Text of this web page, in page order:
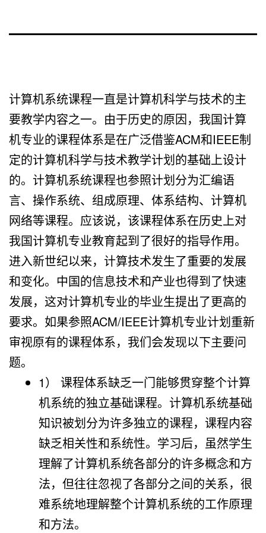
计算机系统课程一直是计算机科学与技术的主
要教学内容之一。由于历史的原因，我国计算
机专业的课程体系是在广泛借鉴ACM和IEEE制
定的计算机科学与技术教学计划的基础上设计
的。计算机系统课程也参照计划分为汇编语
言、操作系统、组成原理、体系结构、计算机
网络等课程。应该说，该课程体系在历史上对
我国计算机专业教育起到了很好的指导作用。
进入新世纪以来，计算技术发生了重要的发展
和变化。中国的信息技术和产业也得到了快速
发展，这对计算机专业的毕业生提出了更高的
要求。如果参照ACM/IEEE计算机专业计划重新
审视原有的课程体系，我们会发现以下主要问
题。
1） 课程体系缺乏一门能够贯穿整个计算
机系统的独立基础课程。计算机系统基础
知识被划分为许多独立的课程，课程内容
缺乏相关性和系统性。学习后，虽然学生
理解了计算机系统各部分的许多概念和方
法，但往往忽视了各部分之间的关系，很
难系统地理解整个计算机系统的工作原理
和方法。